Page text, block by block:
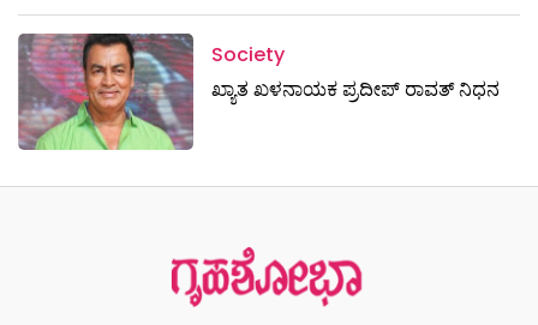
Society
ಖ್ಯಾತ ಖಳನಾಯಕ ಪ್ರದೀಪ್ ರಾವತ್‌ ನಿಧನ